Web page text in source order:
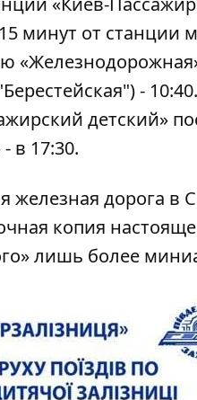
минут от станции
-
детский»
в 17:30.
железная дорога
копия
лишь более